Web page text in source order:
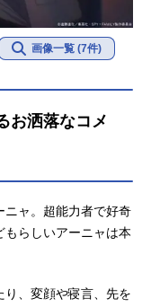
画像一覧 (7件)
お洒落なコメ
ニャ。超能力者で好奇
らしいアーニャは本
り、変顔や寝言、先を